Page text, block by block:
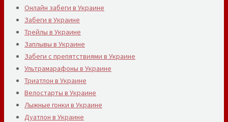
Онлайн забеги в Украине
Забеги в Украине
Трейлы в Украине
Заплывы в Украине
Забеги с препятствиями в Украине
Ультрамарафоны в Украине
Триатлон в Украине
Велостарты в Украине
Лыжные гонки в Украине
Дуатлон в Украине